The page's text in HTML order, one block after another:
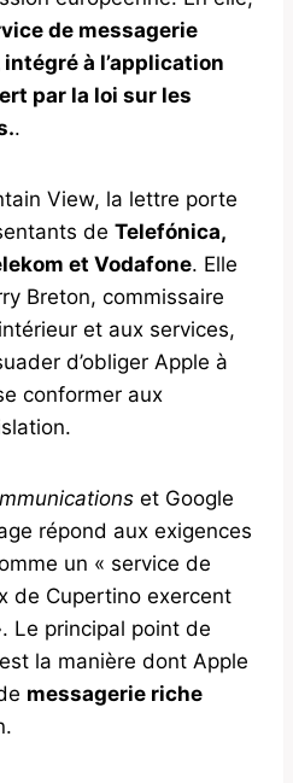
de messagerie
à l’application
par la loi sur les
.
View, la lettre porte
de Telefónica,
et Vodafone. Elle
Breton, commissaire
et aux services,
d’obliger Apple à
conformer aux
et Google
répond aux exigences
un « service de
de Cupertino exercent
Le principal point de
la manière dont Apple
messagerie riche